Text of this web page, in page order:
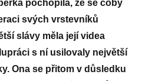
pochopila, že se coby
svých vrstevníků
slávy měla její videa
s ní usilovaly největší
Ona se přitom v důsledku